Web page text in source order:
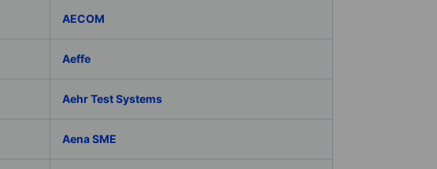
AECOM
Aeffe
Aehr Test Systems
Aena SME